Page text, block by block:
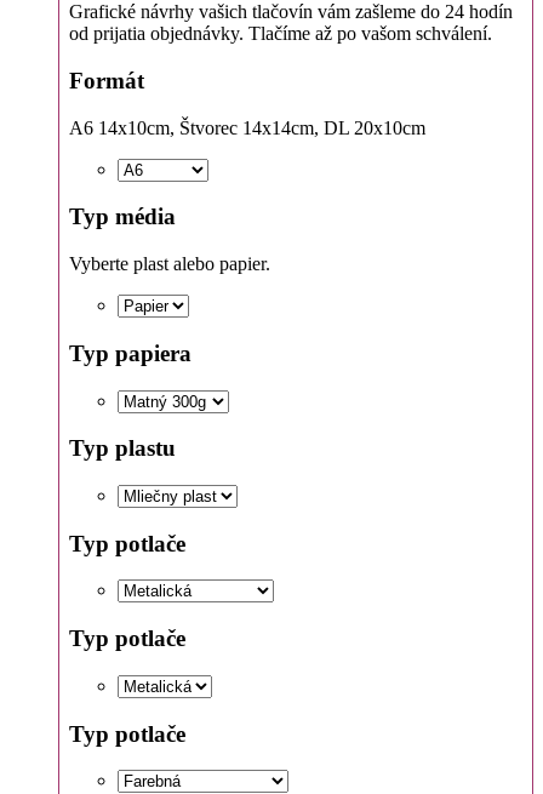
Grafické návrhy vašich tlačovín vám zašleme do 24 hodín
od prijatia objednávky. Tlačíme až po vašom schválení.
Formát
A6 14x10cm, Štvorec 14x14cm, DL 20x10cm
Typ média
Vyberte plast alebo papier.
Typ papiera
Typ plastu
Typ potlače
Typ potlače
Typ potlače